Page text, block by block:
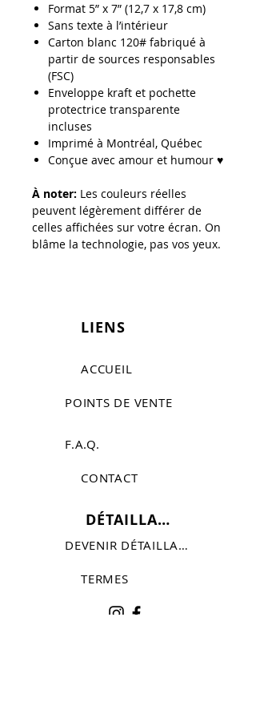
Format 5” x 7” (12,7 x 17,8 cm)
Sans texte à l’intérieur
Carton blanc 120# fabriqué à
partir de sources responsables
(FSC)
Enveloppe kraft et pochette
protectrice transparente
incluses
Imprimé à Montréal, Québec
Conçue avec amour et humour ♥
À noter: Les couleurs réelles
peuvent légèrement différer de
celles affichées sur votre écran. On
blâme la technologie, pas vos yeux.
LIENS
ACCUEIL
POINTS DE VENTE
F.A.Q.
CONTACT
DÉTAILLANTS
DEVENIR DÉTAILLANT
TERMES